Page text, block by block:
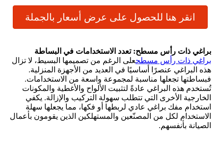
انقر هنا للحصول على عرض أسعار بالجملة
براغي ذات رأس مسطح: تعدد الاستخدامات في البساطة
براغي ذات رأس مسطحعلى الرغم من تصميمها البسيط، لا تزال
هذه البراغي عنصرًا أساسيًا في العديد من الأجهزة المنزلية.
فبساطتها تجعلها مناسبة لمجموعة واسعة من الاستخدامات.
تُستخدم هذه البراغي عادةً لتثبيت الألواح والأغطية والمكونات
الخارجية الأخرى التي تتطلب سهولة التركيب والإزالة. يكفي
استخدام مفك براغي عادي لربطها أو فكها، مما يجعلها سهلة
الاستخدام لكل من المصنّعين والمستهلكين الذين يقومون بأعمال
الصيانة بأنفسهم.